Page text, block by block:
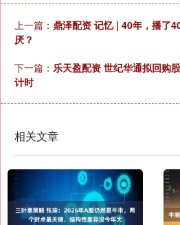
上一篇： 鼎泽配资 记忆 | 40年，播了
厌？
下一篇： 乐天盈配资 世纪华通拟回购
计时
相关文章